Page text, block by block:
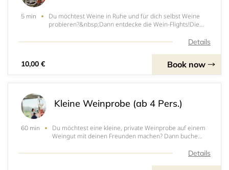
5 min
Du möchtest Weine in Ruhe und für dich selbst Weine
probieren?&nbsp;Dann entdecke die Wein-Flights!Die
Entdecker und Genießer. Jeder Flight enthält 5 Proben á
Details
10,00 € Book now
Kleine Weinprobe (ab 4 Pers.)
60 min
Du möchtest eine kleine, private Weinprobe auf einem
Weingut mit deinen Freunden machen? Dann buche
- 60 Minuten stellen wir euch verschiedene Weine und
Details